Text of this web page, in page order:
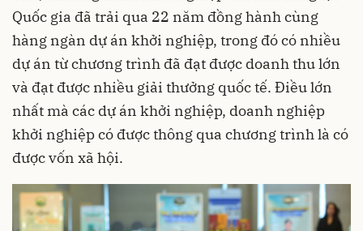
Quốc gia đã trải qua 22 năm đồng hành cùng
hàng ngàn dự án khởi nghiệp, trong đó có nhiều
dự án từ chương trình đã đạt được doanh thu lớn
và đạt được nhiều giải thưởng quốc tế. Điều lớn
nhất mà các dự án khởi nghiệp, doanh nghiệp
khởi nghiệp có được thông qua chương trình là có
được vốn xã hội.